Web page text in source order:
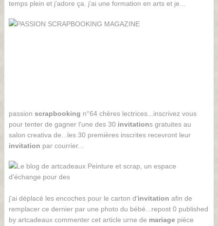
temps plein et j’adore ça. j’ai une formation en arts et je...
passion scrapbooking n°64 chères lectrices...inscrivez vous
pour tenter de gagner l'une des 30 invitations gratuites au
salon creativa de...les 30 premières inscrites recevront leur
invitation par courrier...
j'ai déplacé les encoches pour le carton d'invitation afin de
remplacer ce dernier par une photo du bébé...repost 0 published
by artcadeaux commenter cet article urne de mariagepièce